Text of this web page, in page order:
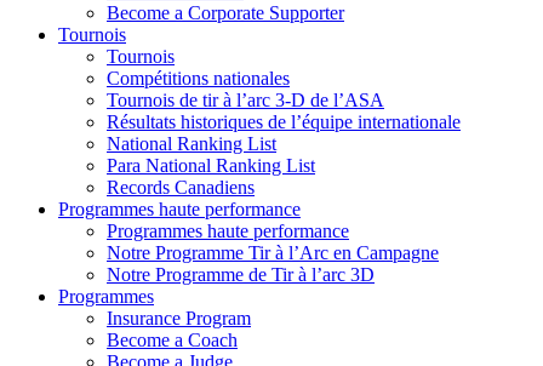
Become a Corporate Supporter
Tournois
Tournois
Compétitions nationales
Tournois de tir à l’arc 3-D de l’ASA
Résultats historiques de l’équipe internationale
National Ranking List
Para National Ranking List
Records Canadiens
Programmes haute performance
Programmes haute performance
Notre Programme Tir à l’Arc en Campagne
Notre Programme de Tir à l’arc 3D
Programmes
Insurance Program
Become a Coach